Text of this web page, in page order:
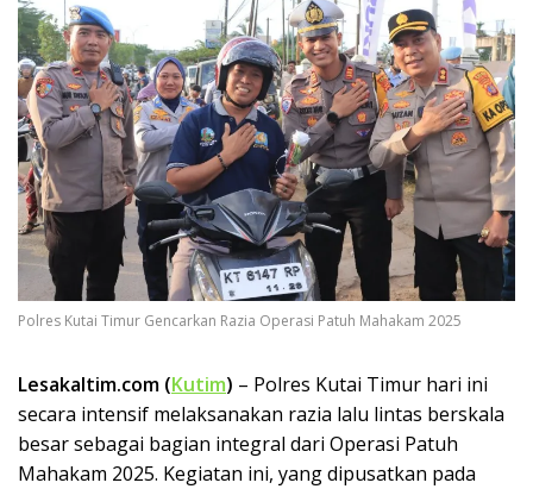
Polres Kutai Timur Gencarkan Razia Operasi Patuh Mahakam 2025
Lesakaltim.com (Kutim) – Polres Kutai Timur hari ini
secara intensif melaksanakan razia lalu lintas berskala
besar sebagai bagian integral dari Operasi Patuh
Mahakam 2025. Kegiatan ini, yang dipusatkan pada